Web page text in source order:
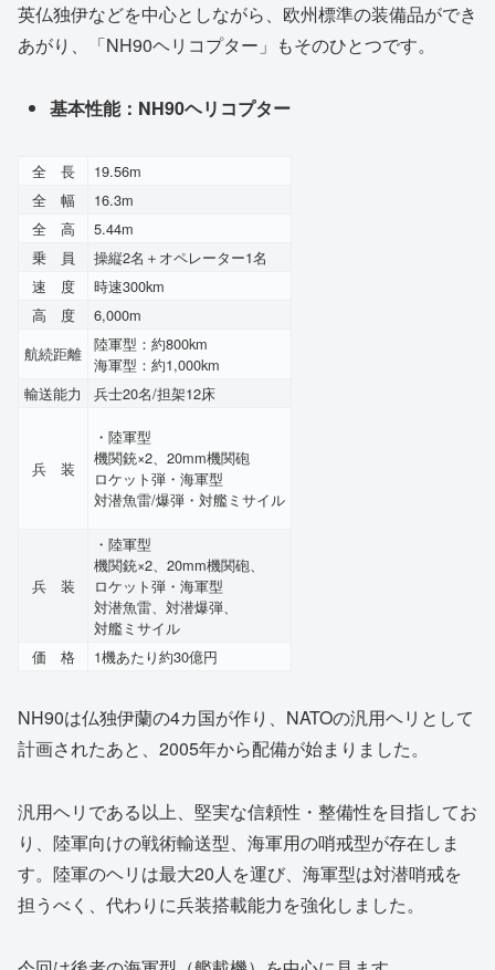
英仏独伊などを中心としながら、欧州標準の装備品ができ
あがり、「NH90ヘリコプター」もそのひとつです。
基本性能：NH90ヘリコプター
全 長
19.56m
全 幅
16.3m
全 高
5.44m
乗 員
操縦2名＋オペレーター1名
速 度
時速300km
高 度
6,000m
航続距離 陸軍型：約800km
海軍型：約1,000km
輸送能力
兵士20名/担架12床
兵 装
・陸軍型
機関銃×2、20mm機関砲
ロケット弾・海軍型
対潜魚雷/爆弾・対艦ミサイル
兵 装
・陸軍型
機関銃×2、20mm機関砲、
ロケット弾・海軍型
対潜魚雷、対潜爆弾、
対艦ミサイル
価 格
1機あたり約30億円
NH90は仏独伊蘭の4カ国が作り、NATOの汎用ヘリとして
計画されたあと、2005年から配備が始まりました。
汎用ヘリである以上、堅実な信頼性・整備性を目指してお
り、陸軍向けの戦術輸送型、海軍用の哨戒型が存在しま
す。陸軍のヘリは最大20人を運び、海軍型は対潜哨戒を
担うべく、代わりに兵装搭載能力を強化しました。